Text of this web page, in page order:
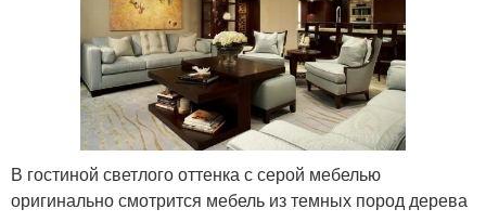
В гостиной светлого оттенка с серой мебелью
оригинально смотрится мебель из темных пород дерева